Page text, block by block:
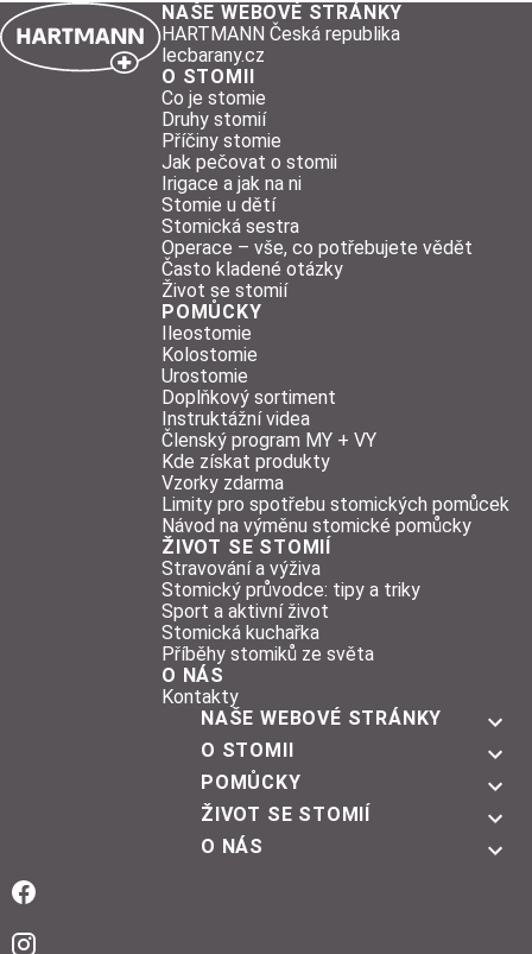
NAŠE WEBOVÉ STRÁNKY
HARTMANN Česká republika
lecbarany.cz
O STOMII
Co je stomie
Druhy stomií
Příčiny stomie
Jak pečovat o stomii
Irigace a jak na ni
Stomie u dětí
Stomická sestra
Operace – vše, co potřebujete vědět
Často kladené otázky
Život se stomií
POMŮCKY
Ileostomie
Kolostomie
Urostomie
Doplňkový sortiment
Instruktážní videa
Členský program MY + VY
Kde získat produkty
Vzorky zdarma
Limity pro spotřebu stomických pomůcek
Návod na výměnu stomické pomůcky
ŽIVOT SE STOMIÍ
Stravování a výživa
Stomický průvodce: tipy a triky
Sport a aktivní život
Stomická kuchařka
Příběhy stomiků ze světa
O NÁS
Kontakty
NAŠE WEBOVÉ STRÁNKY
O STOMII
POMŮCKY
ŽIVOT SE STOMIÍ
O NÁS